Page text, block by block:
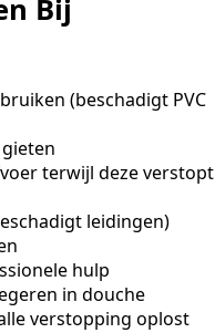
Bij
(beschadigt PVC
terwijl deze verstopt
leidingen)
hulp
in douche
verstopping oplost